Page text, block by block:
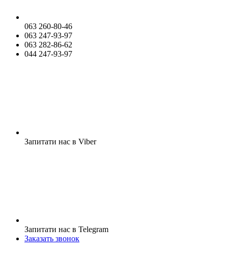
063 260-80-46
063 247-93-97
063 282-86-62
044 247-93-97
Запитати нас в Viber
Запитати нас в Telegram
Заказать звонок